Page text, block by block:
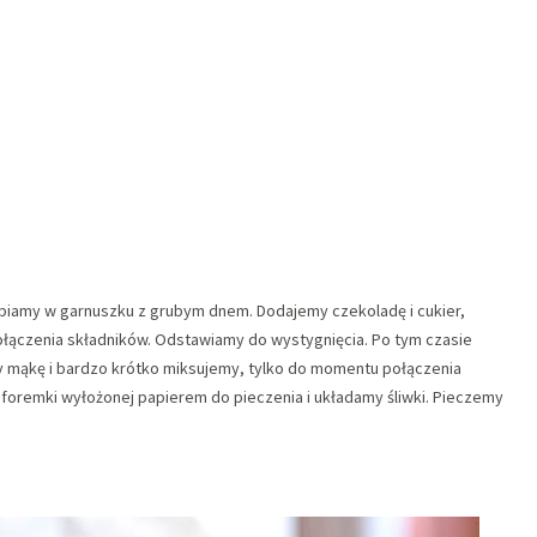
w garnuszku z grubym dnem. Dodajemy czekoladę i cukier,
składników. Odstawiamy do wystygnięcia. Po tym czasie
i bardzo krótko miksujemy, tylko do momentu połączenia
wyłożonej papierem do pieczenia i układamy śliwki. Pieczemy